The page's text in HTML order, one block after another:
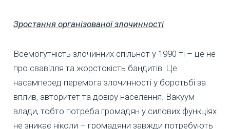
Зростання організованої злочинності
Всемогутність злочинних спільнот у 1990-ті – це не
про свавілля та жорстокість бандитів. Це
насамперед перемога злочинності у боротьбі за
вплив, авторитет та довіру населення. Вакуум
влади, тобто потреба громадян у силових функціях
не зникає ніколи – громадяни завжди потребують